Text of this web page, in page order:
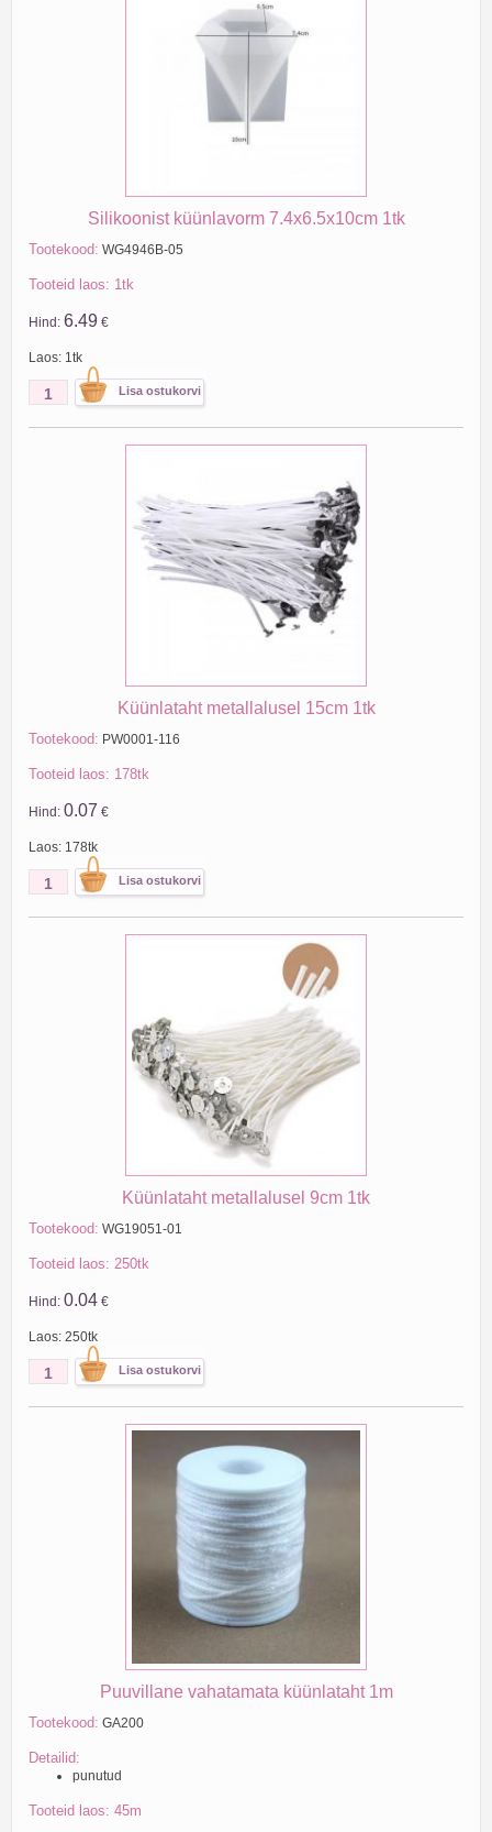
Silikoonist küünlavorm 7.4x6.5x10cm 1tk
Tootekood: WG4946B-05
Tooteid laos: 1tk
Hind: 6.49 €
Laos: 1tk
Küünlataht metallalusel 15cm 1tk
Tootekood: PW0001-116
Tooteid laos: 178tk
Hind: 0.07 €
Laos: 178tk
Küünlataht metallalusel 9cm 1tk
Tootekood: WG19051-01
Tooteid laos: 250tk
Hind: 0.04 €
Laos: 250tk
Puuvillane vahatamata küünlataht 1m
Tootekood: GA200
Detailid:
punutud
Tooteid laos: 45m